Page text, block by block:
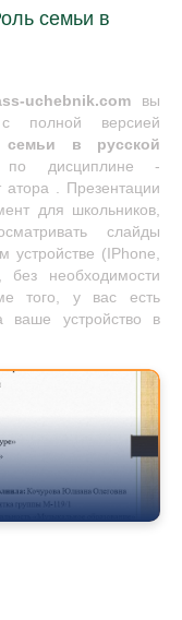
семьи в
uchebnik.comвы
с полной версией
семьи в русской
дисциплине -
атора . Презентации
для школьников,
слайды
устройстве (IPhone,
необходимости
того, у вас есть
ваше устройство в